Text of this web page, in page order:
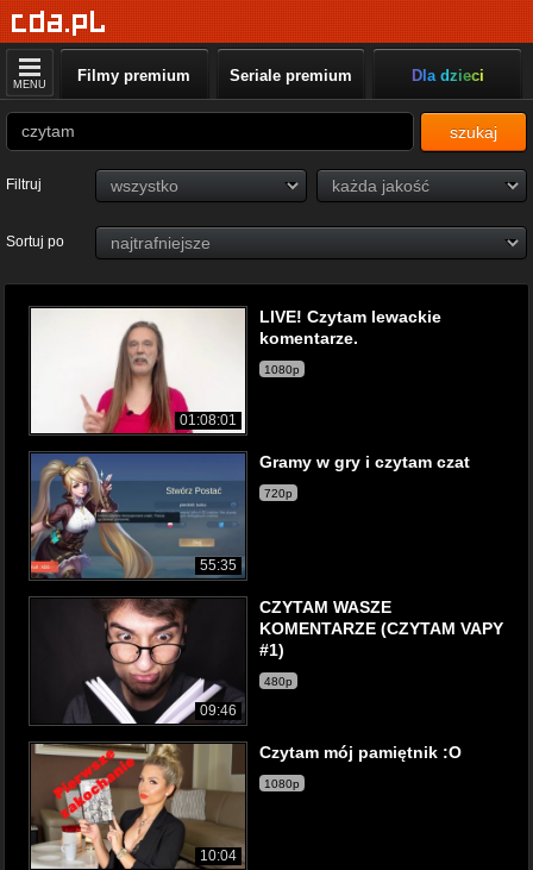
MENU Filmy premium Seriale premium Dla dzieci
szukaj
Filtruj
Sortuj po
01:08:01
LIVE! Czytam lewackie
komentarze.
1080p
55:35
Gramy w gry i czytam czat
720p
09:46
CZYTAM WASZE
KOMENTARZE (CZYTAM VAPY
#1)
480p
10:04
Czytam mój pamiętnik :O
1080p